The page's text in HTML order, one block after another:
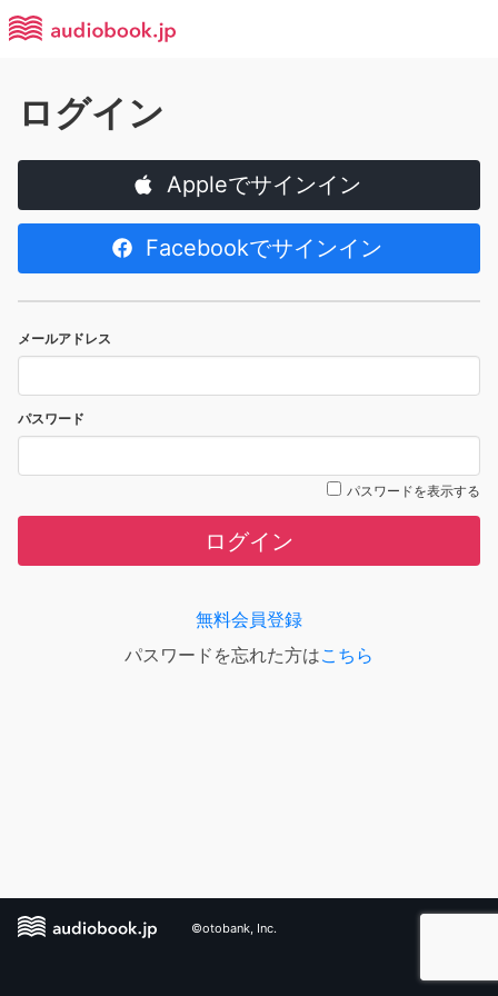
ログイン
Appleでサインイン
Facebookでサインイン
メールアドレス
パスワード
パスワードを表示する
ログイン
無料会員登録
パスワードを忘れた方はこちら
©otobank, Inc.